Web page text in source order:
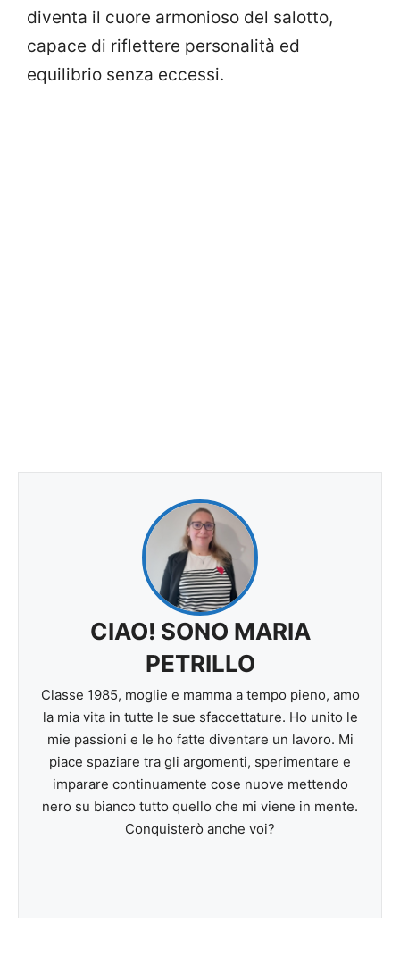
diventa il cuore armonioso del salotto,
capace di riflettere personalità ed
equilibrio senza eccessi.
CIAO! SONO MARIA
PETRILLO
Classe 1985, moglie e mamma a tempo pieno, amo
la mia vita in tutte le sue sfaccettature. Ho unito le
mie passioni e le ho fatte diventare un lavoro. Mi
piace spaziare tra gli argomenti, sperimentare e
imparare continuamente cose nuove mettendo
nero su bianco tutto quello che mi viene in mente.
Conquisterò anche voi?